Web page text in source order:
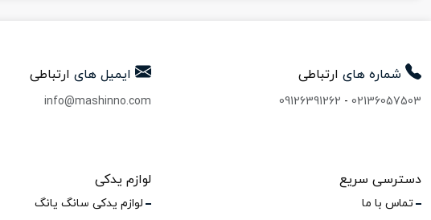
شماره های ارتباطی
02136057503
-
09126391262
ایمیل های ارتباطی
info@mashinno.com
دسترسی سریع
تماس با ما
لوازم یدکی
لوازم یدکی سانگ یانگ